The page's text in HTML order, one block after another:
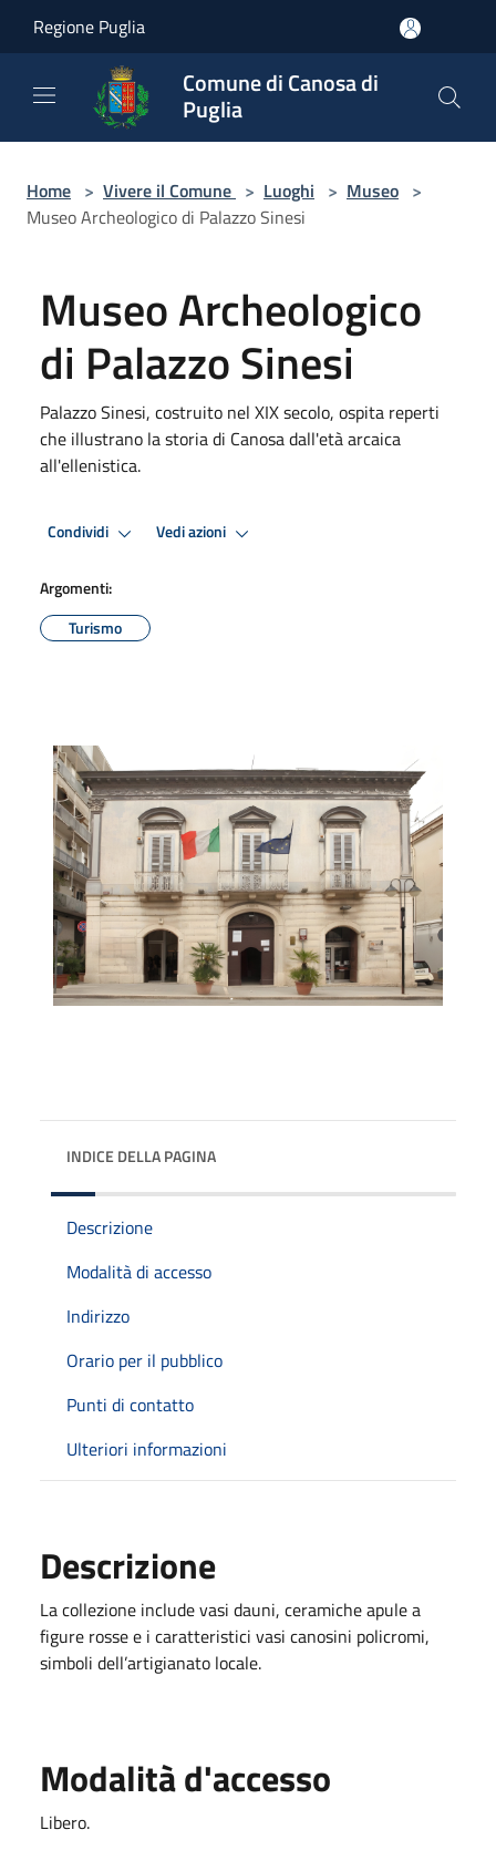
Regione Puglia
Comune di Canosa di
Puglia
Home > Vivere il Comune > Luoghi > Museo >
Museo Archeologico di Palazzo Sinesi
Museo Archeologico
di Palazzo Sinesi
Palazzo Sinesi, costruito nel XIX secolo, ospita reperti
che illustrano la storia di Canosa dall'età arcaica
all'ellenistica.
Condividi Vedi azioni
Argomenti:
Turismo
INDICE DELLA PAGINA
Descrizione
Modalità di accesso
Indirizzo
Orario per il pubblico
Punti di contatto
Ulteriori informazioni
Descrizione
La collezione include vasi dauni, ceramiche apule a
figure rosse e i caratteristici vasi canosini policromi,
simboli dell’artigianato locale.
Modalità d'accesso
Libero.